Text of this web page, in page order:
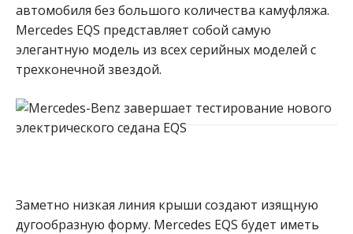
автомобиля без большого количества камуфляжа.
Mercedes EQS представляет собой самую
элегантную модель из всех серийных моделей с
трехконечной звездой.
Заметно низкая линия крыши создают изящную
дугообразную форму. Mercedes EQS будет иметь